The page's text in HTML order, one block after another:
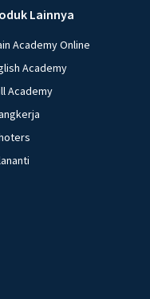
Lainnya
Academy Online
Academy
Academy